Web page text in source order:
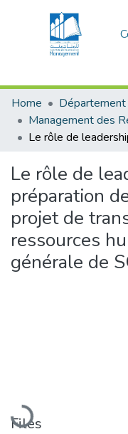
Home
Le rôle de
préparation
projet de
ressources
générale de
Loading...
Files